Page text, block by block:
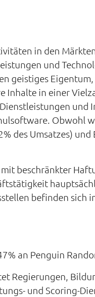
in den
und
geistiges
Inhalte in einer
und
Obwohl
des Umsatzes) und
beschränkter
befinden sich
an Penguin
Regierungen,
und Scoring-